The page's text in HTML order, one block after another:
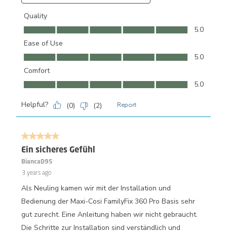
Quality
Quality, 5.0 out of 5
5.0
Ease of Use
Ease of Use, 5.0 out of 5
5.0
Comfort
Comfort, 5.0 out of 5
5.0
Helpful? (0) (2) Report
5 out of 5 stars.
Ein sicheres Gefühl
BiancaD95
3 years ago
Als Neuling kamen wir mit der Installation und
Bedienung der Maxi-Cosi FamilyFix 360 Pro Basis sehr
gut zurecht. Eine Anleitung haben wir nicht gebraucht.
Die Schritte zur Installation sind verständlich und